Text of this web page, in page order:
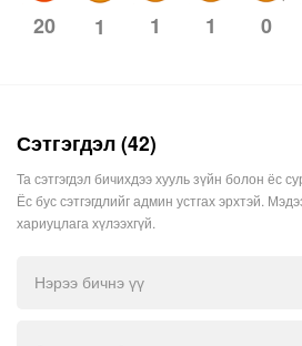
20 1 1 1 0
Сэтгэгдэл (42)
Та сэтгэгдэл бичихдээ хууль зүйн болон ёс
Ёс бус сэтгэгдлийг админ устгах эрхтэй.
хариуцлага хүлээхгүй.